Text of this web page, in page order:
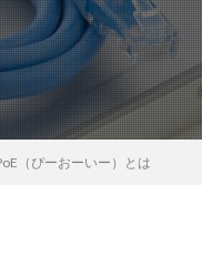
（ぴーおーいー）とは